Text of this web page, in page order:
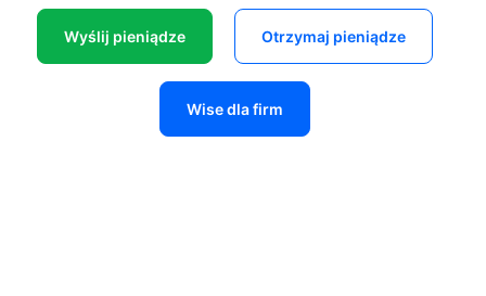
Wyślij pieniądze Otrzymaj pieniądze
Wise dla firm